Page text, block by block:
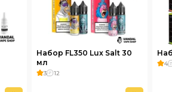
Набор FL350 Lux Salt 30
мл
3 12
4